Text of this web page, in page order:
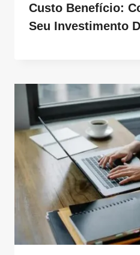
Custo Benefício:
Seu Investimento